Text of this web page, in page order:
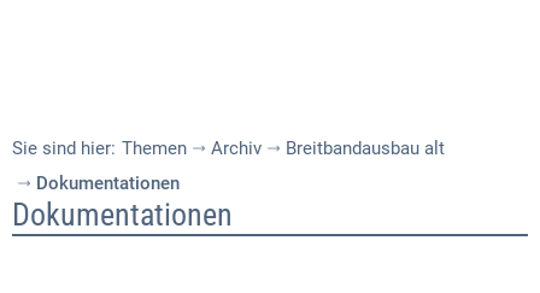
Sie sind hier: Themen Archiv
Breitbandausbau alt
Dokumentationen
Dokumentationen
Dokumentationen